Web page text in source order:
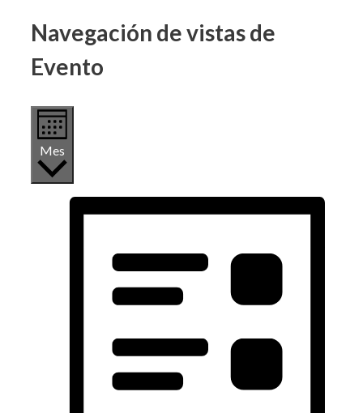
Navegación de vistas de
Evento
Mes